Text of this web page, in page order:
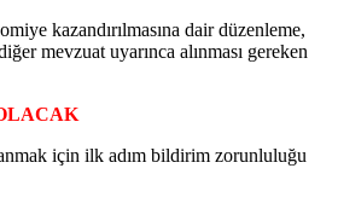
kazandırılmasına dair düzenleme,
mevzuat uyarınca alınması gereken
için ilk adım bildirim zorunluluğu